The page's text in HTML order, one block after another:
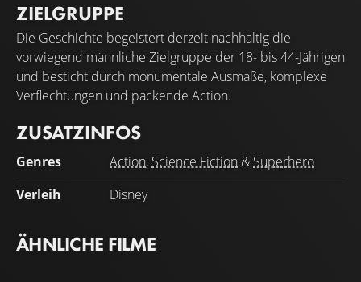
ZIELGRUPPE
Die Geschichte begeistert derzeit nachhaltig die
vorwiegend männliche Zielgruppe der 18- bis 44-Jährigen
und besticht durch monumentale Ausmaße, komplexe
Verflechtungen und packende Action.
ZUSATZINFOS
Genres Action, Science Fiction & Superhero
Verleih
Disney
ÄHNLICHE FILME